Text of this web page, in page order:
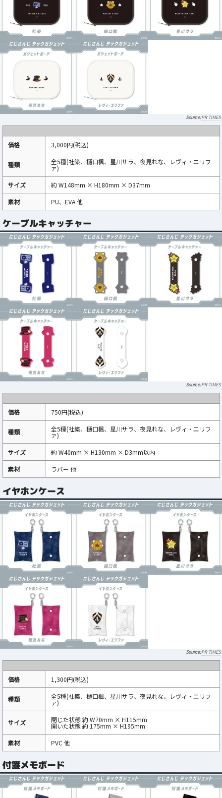
PR TIMES
価格 3,000円(税込)
種類 全5種(社築、樋口楓、星川サラ、夜見れな、レヴィ・エリフ
ァ)
サイズ
約 W148mm × H180mm × D37mm
素材
PU、EVA 他
ケーブルキャッチャー
PR TIMES
価格 750円(税込)
種類 全5種(社築、樋口楓、星川サラ、夜見れな、レヴィ・エリフ
ァ)
サイズ
約 W40mm × H130mm × D3mm以内
素材
ラバー 他
イヤホンケース
PR TIMES
価格 1,300円(税込)
種類 全5種(社築、樋口楓、星川サラ、夜見れな、レヴィ・エリフ
ァ)
サイズ 閉じた状態 約 W70mm × H115mm
開いた状態 約 175mm × H195mm
素材
PVC 他
付箋メモボード